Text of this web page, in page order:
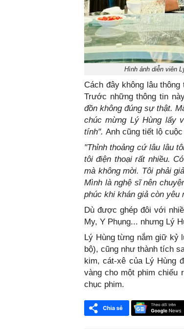
Hình ảnh diễn viên
Cách đây không lâu
Trước những thông tin
đồn không đúng sự thật.
chúc mừng Lý Hùng lấy
tính". Anh cũng tiết lộ
"Thỉnh thoảng cứ lâu lâu
tôi điện thoại rất nhiều.
mà không mời. Tôi phải
Mình là nghệ sĩ nên
phúc khi khán giả còn yêu
Dù được ghép đôi với
My, Y Phụng... nhưng Lý
Lý Hùng từng nắm giữ kỷ
bộ), cũng như thành tích
kim, cát-xê của Lý Hùng
vàng cho một phim chiếu
chục phim.